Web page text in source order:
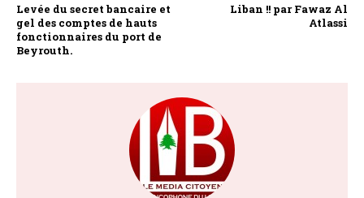
Levée du secret bancaire et
gel des comptes de hauts
fonctionnaires du port de
Beyrouth.
Liban !! par Fawaz Al
Atlassi